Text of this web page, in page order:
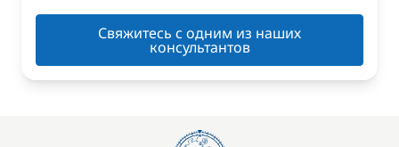
Свяжитесь с одним из наших
консультантов